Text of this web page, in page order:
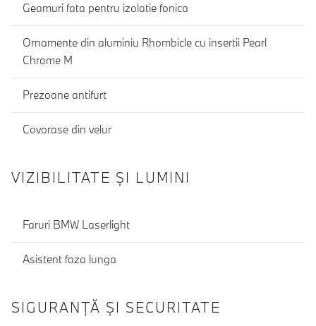
Geamuri fata pentru izolatie fonica
Ornamente din aluminiu Rhombicle cu insertii Pearl
Chrome M
Prezoane antifurt
Covorase din velur
VIZIBILITATE ȘI LUMINI
Faruri BMW Laserlight
Asistent faza lunga
SIGURANŢĂ ŞI SECURITATE